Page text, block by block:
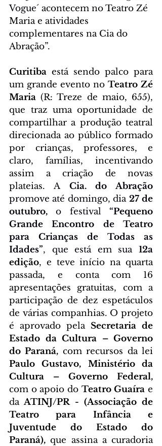
Vogue´ acontecem no Teatro Zé
Maria e atividades
complementares na Cia do
Abração”.
Curitiba está sendo palco para
um grande evento no Teatro Zé
Maria (R: Treze de maio, 655),
que traz uma oportunidade de
compartilhar a produção teatral
direcionada ao público formado
por crianças, professores, e
claro, famílias, incentivando
assim a criação de novas
plateias. A
promove até domingo, dia 27 de
outubro, o festival “Pequeno
Grande Encontro de Teatro
para Crianças de Todas as
Idades”, que está em sua 12a
edição, e teve início na quarta
passada, e conta com 16
apresentações gratuitas, com a
participação de dez espetáculos
de várias companhias. O projeto
é aprovado pela Secretaria de
Estado da Cultura – Governo
do Paraná,
Paulo Gustavo, Ministério da
com o apoio do Teatro Guaíra e
da ATINJ/PR - (Associação de
Teatro para Infância e
Juventude do Estado do
Paraná), que assina a curadoria